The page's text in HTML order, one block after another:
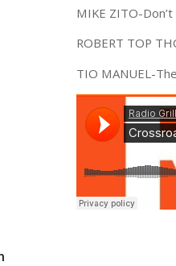
MIKE ZITO-
ROBERT TOP
TIO MANUEL-